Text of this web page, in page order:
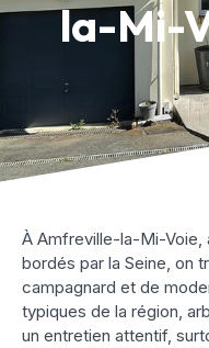
la-Mi-
À Amfreville-la-Mi-Voie,
bordés par la Seine, on
campagnard et de
typiques de la région,
un entretien attentif,